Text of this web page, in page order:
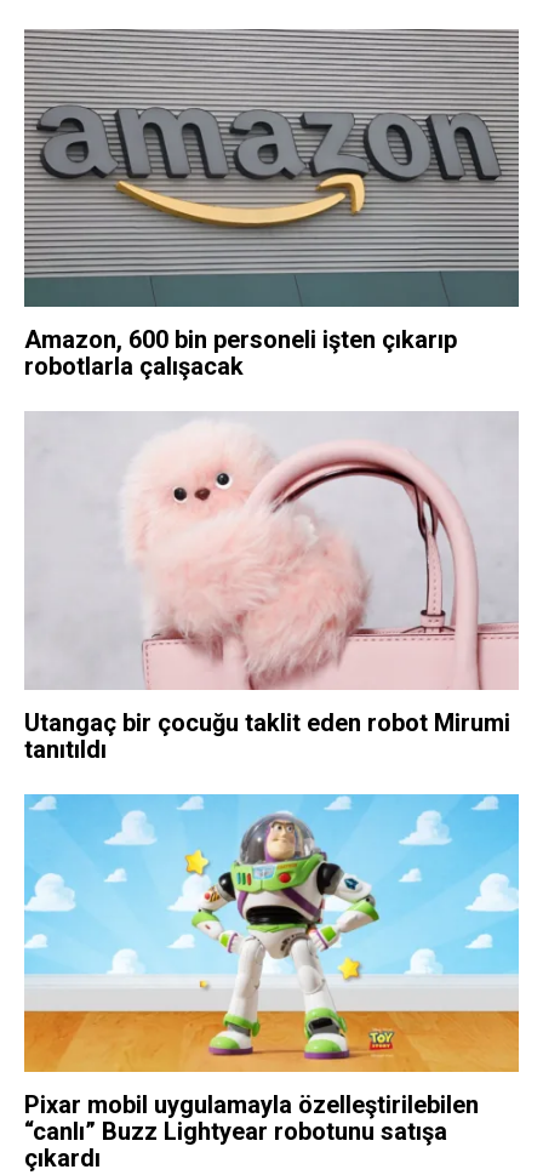
Amazon, 600 bin personeli işten çıkarıp
robotlarla çalışacak
Utangaç bir çocuğu taklit eden robot Mirumi
tanıtıldı
Pixar mobil uygulamayla özelleştirilebilen
“canlı” Buzz Lightyear robotunu satışa
çıkardı